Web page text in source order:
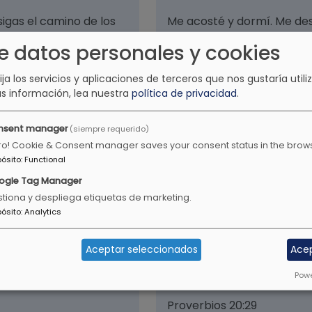
el camino de los
de largo.
Me acosté y dormí. Me
Salmos 3:5
y será bendito sobre
de sus enemigos .
Él te ha declarado,
sino que hagas justicia,
Miqueas 6:8
Dios, para que los
La gloria de los jóvenes
ancianos es la cabeza de
Proverbios 20:29
datos personales y cookies
los servicios y aplicaciones de terceros que nos gustaría
información, lea nuestra política de privacidad.
manager(siempre requerido)
Cookie & Consent manager saves your consent status in the
:Functional
Tag Manager
y despliega etiquetas de marketing.
:Analytics
Aceptar seleccionados